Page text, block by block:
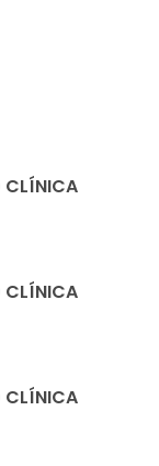
CLÍNICA
CLÍNICA
CLÍNICA